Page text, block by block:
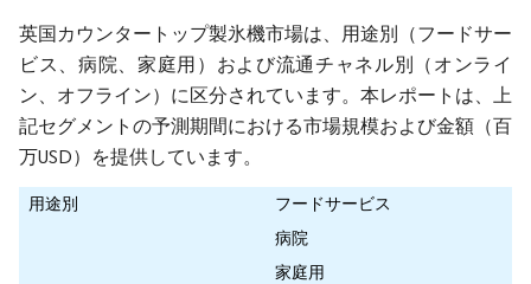
英国カウンタートップ製氷機市場は、用途別（フードサー
ビス、病院、家庭用）および流通チャネル別（オンライ
ン、オフライン）に区分されています。本レポートは、上
記セグメントの予測期間における市場規模および金額（百
万USD）を提供しています。
用途別
フードサービス
病院
家庭用